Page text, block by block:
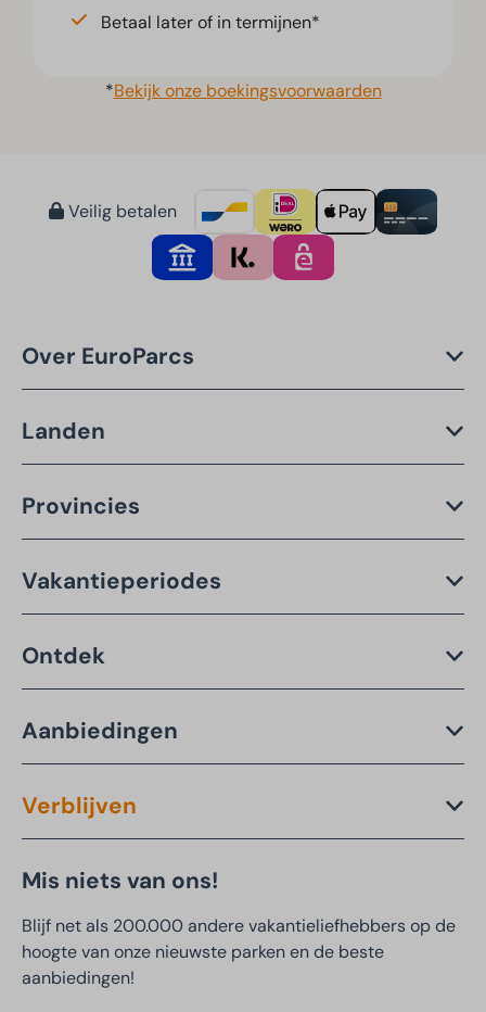
Betaal later of in termijnen*
*Bekijk onze boekingsvoorwaarden
Veilig betalen
Over EuroParcs
Landen
Provincies
Vakantieperiodes
Ontdek
Aanbiedingen
Verblijven
Mis niets van ons!
Blijf net als 200.000 andere vakantieliefhebbers op de
hoogte van onze nieuwste parken en de beste
aanbiedingen!